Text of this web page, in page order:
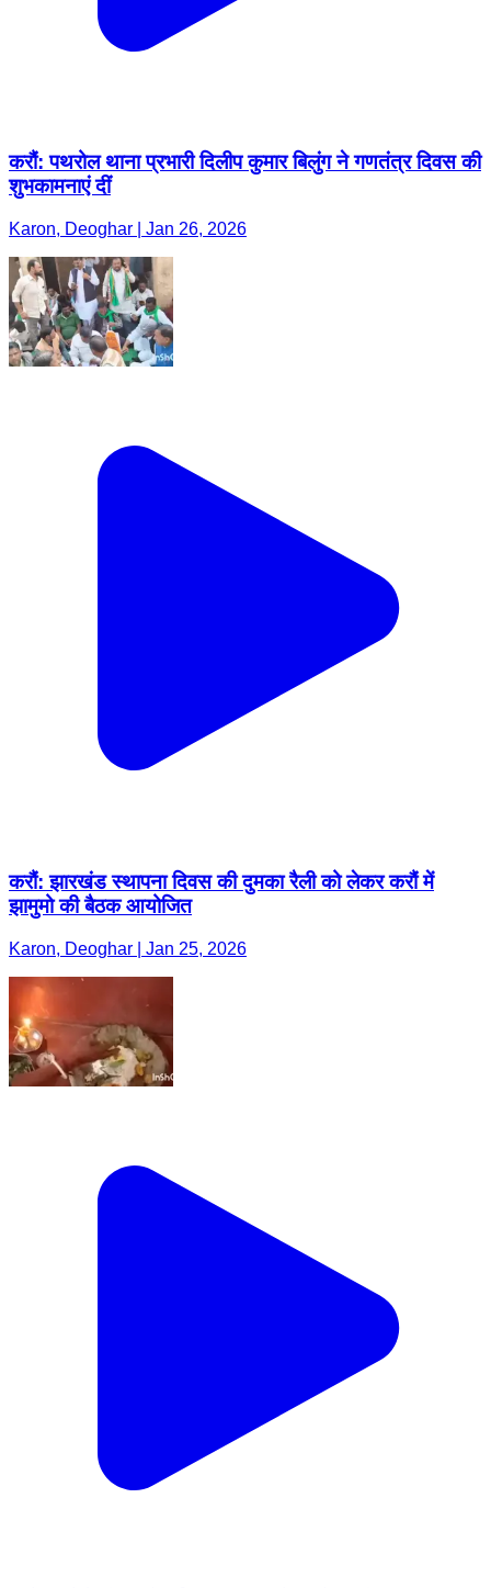
करौं: पथरोल थाना प्रभारी दिलीप कुमार बिलुंग ने गणतंत्र दिवस की
शुभकामनाएं दीं
Karon, Deoghar | Jan 26, 2026
करौं: झारखंड स्थापना दिवस की दुमका रैली को लेकर करौं में
झामुमो की बैठक आयोजित
Karon, Deoghar | Jan 25, 2026